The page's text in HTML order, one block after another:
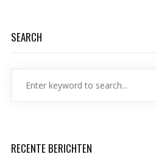
SEARCH
RECENTE BERICHTEN